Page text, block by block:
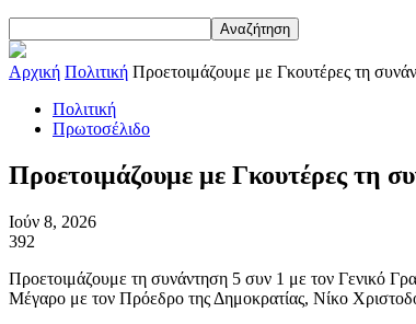
Αρχική Πολιτική Προετοιμάζουμε με Γκουτέρες τη
Πολιτική
Πρωτοσέλιδο
Προετοιμάζουμε με Γκουτέρες τη
Ιούν 8, 2026
392
Προετοιμάζουμε τη συνάντηση 5 συν 1 με τον Γενικό
Μέγαρο με τον Πρόεδρο της Δημοκρατίας, Νίκο